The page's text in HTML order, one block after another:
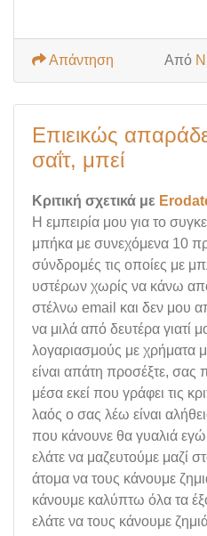
Από
Απάντηση
Επιεικώς
σαΐτ, μπεί
Κριτική σχετικά με
Η εμπειρία μου για το
μπήκα με συνεχόμενα 10
σύνδρομές τις οποίες με
υστέρων χωρίς να κάνω
στέλνω email και δεν μου
να μιλά από δευτέρα γιατί
λογαριασμούς με χρήματα
είναι απάτη προσέξτε,
μέσα εκεί που γράφει τις
λαός ο σας λέω είναι
που κάνουνε θα γυαλιά
ελάτε να μαζευτούμε μαζί
άτομα να τους κάνουμε
κάνουμε καλύπτω όλα τα
ελάτε να τους κάνουμε